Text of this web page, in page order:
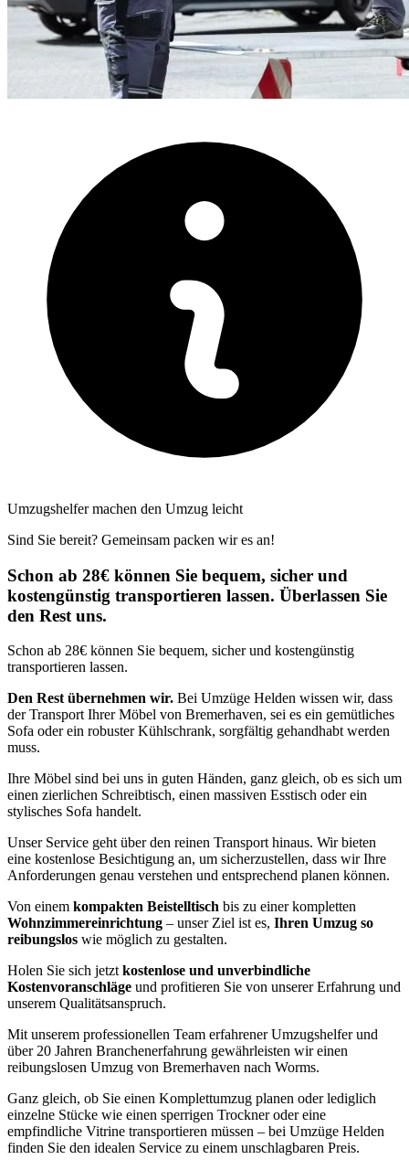
Umzugshelfer machen den Umzug leicht
Sind Sie bereit? Gemeinsam packen wir es an!
Schon ab 28€ können Sie bequem, sicher und
kostengünstig transportieren lassen. Überlassen Sie
den Rest uns.
Schon ab 28€ können Sie bequem, sicher und kostengünstig
transportieren lassen.
Den Rest übernehmen wir. Bei Umzüge Helden wissen wir, dass
der Transport Ihrer Möbel von Bremerhaven, sei es ein gemütliches
Sofa oder ein robuster Kühlschrank, sorgfältig gehandhabt werden
muss.
Ihre Möbel sind bei uns in guten Händen, ganz gleich, ob es sich um
einen zierlichen Schreibtisch, einen massiven Esstisch oder ein
stylisches Sofa handelt.
Unser Service geht über den reinen Transport hinaus. Wir bieten
eine kostenlose Besichtigung an, um sicherzustellen, dass wir Ihre
Anforderungen genau verstehen und entsprechend planen können.
Von einem kompakten Beistelltisch bis zu einer kompletten
Wohnzimmereinrichtung – unser Ziel ist es, Ihren Umzug so
reibungslos wie möglich zu gestalten.
Holen Sie sich jetzt kostenlose und unverbindliche
Kostenvoranschläge und profitieren Sie von unserer Erfahrung und
unserem Qualitätsanspruch.
Mit unserem professionellen Team erfahrener Umzugshelfer und
über 20 Jahren Branchenerfahrung gewährleisten wir einen
reibungslosen Umzug von Bremerhaven nach Worms.
Ganz gleich, ob Sie einen Komplettumzug planen oder lediglich
einzelne Stücke wie einen sperrigen Trockner oder eine
empfindliche Vitrine transportieren müssen – bei Umzüge Helden
finden Sie den idealen Service zu einem unschlagbaren Preis.